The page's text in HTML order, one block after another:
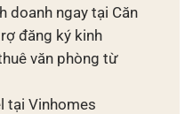
doanh ngay tại Căn
đăng ký kinh
văn phòng từ
tại Vinhomes